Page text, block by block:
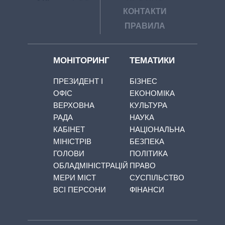
КОНТАКТИ
ПРАВИЛА
МОНІТОРИНГ
ПРЕЗИДЕНТ І
ОФІС
ВЕРХОВНА
РАДА
КАБІНЕТ
МІНІСТРІВ
ГОЛОВИ
ОБЛАДМІНІСТРАЦІЙ
МЕРИ МІСТ
ВСІ ПЕРСОНИ
ТЕМАТИКИ
БІЗНЕС
ЕКОНОМІКА
КУЛЬТУРА
НАУКА
НАЦІОНАЛЬНА
БЕЗПЕКА
ПОЛІТИКА
ПРАВО
СУСПІЛЬСТВО
ФІНАНСИ